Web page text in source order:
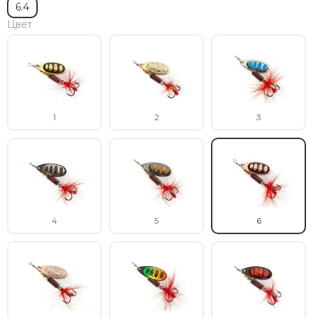
6.4
Цвет
1 2 3
4 5 6